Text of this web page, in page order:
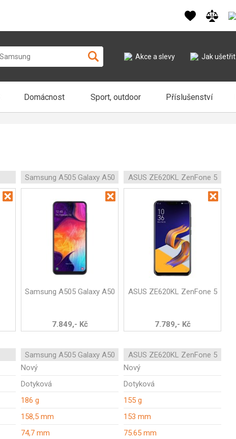
Akce a slevy Jak ušetřit
Domácnost Sport, outdoor Příslušenství
Samsung A505 Galaxy A50 ASUS ZE620KL ZenFone 5
Samsung A505 Galaxy A50
7.849,- Kč
ASUS ZE620KL ZenFone 5
7.789,- Kč
Samsung A505 Galaxy A50
ASUS ZE620KL ZenFone 5
Nový
Nový
Dotyková
Dotyková
186 g
155 g
158,5 mm
153 mm
74,7 mm
75.65 mm